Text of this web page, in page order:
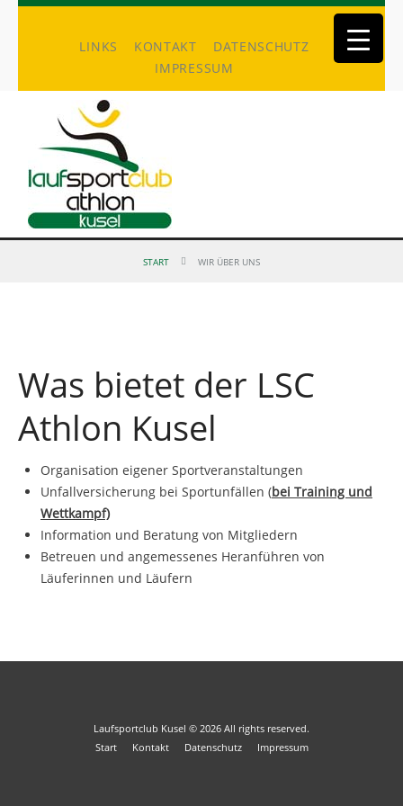
LINKS KONTAKT
DATENSCHUTZ
IMPRESSUM
START WIR ÜBER UNS
Was bietet der LSC
Athlon Kusel
Organisation eigener Sportveranstaltungen
Unfallversicherung bei Sportunfällen (bei Training und
Wettkampf)
Information und Beratung von Mitgliedern
Betreuen und angemessenes Heranführen von
Läuferinnen und Läufern
Laufsportclub Kusel © 2026 All rights reserved.
Start
Kontakt Datenschutz Impressum